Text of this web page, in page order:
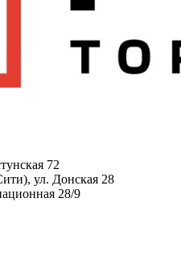
72
ул. Донская 28
28/9